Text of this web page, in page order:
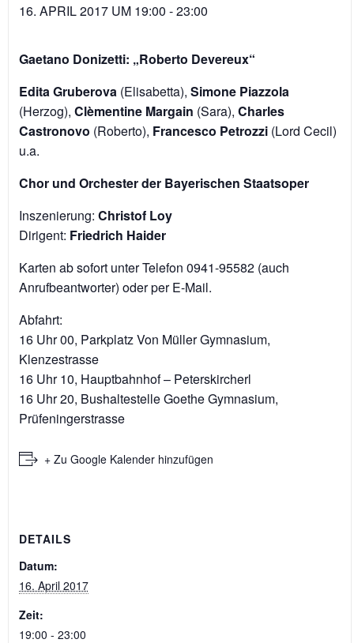
16. APRIL 2017 UM 19:00 -23:00
Gaetano Donizetti: „Roberto Devereux“
Edita Gruberova(Elisabetta), Simone Piazzola
(Herzog), Clèmentine Margain (Sara), Charles
Castronovo (Roberto), Francesco Petrozzi(Lord Cecil)
u.a.
Chor und Orchester der Bayerischen Staatsoper
Inszenierung: Christof Loy
Dirigent: Friedrich Haider
Karten ab sofort unter Telefon 0941-95582 (auch
Anrufbeantworter) oder per E-Mail.
Abfahrt:
16 Uhr 00, Parkplatz Von Müller Gymnasium,
Klenzestrasse
16 Uhr 10, Hauptbahnhof – Peterskircherl
16 Uhr 20, Bushaltestelle Goethe Gymnasium,
Prüfeningerstrasse
+ Zu Google Kalender hinzufügen
DETAILS
Datum:
16. April 2017
Zeit:
19:00 - 23:00